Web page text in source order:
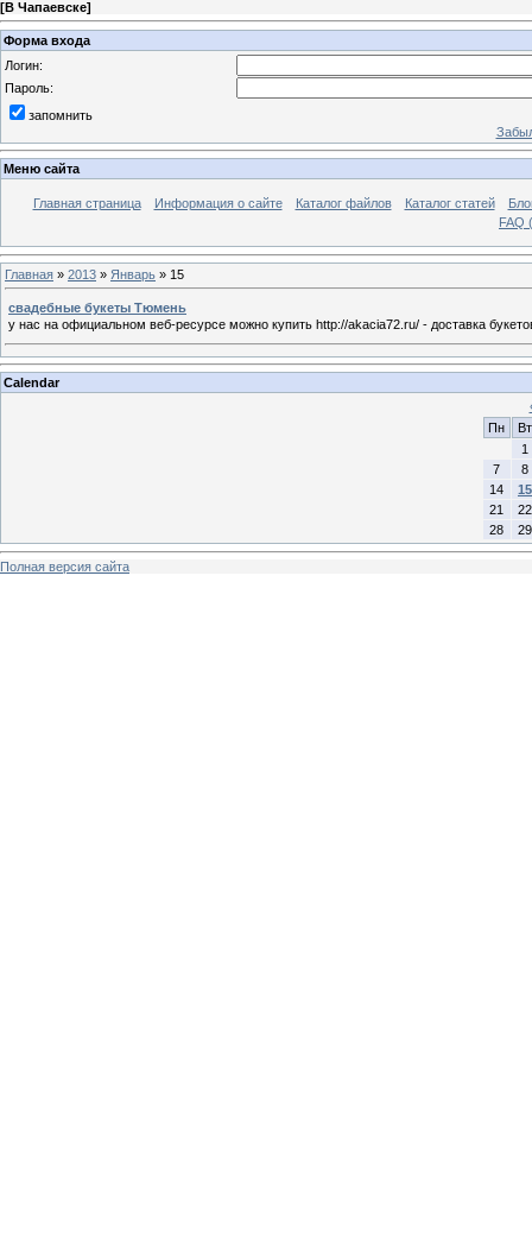
[В Чапаевске]
Форма входа
Логин:
Пароль:
запомнить
Меню сайта
Главная страница Информация о сайте Каталог файлов Каталог статей
FAQ
Главная » 2013 » Январь » 15
свадебные букеты Тюмень
у нас на официальном веб-ресурсе можно купить http://akacia72.ru/ - доставка
Calendar
Пн
Вт
1
7
8
14
15
21
22
28
29
Полная версия сайта